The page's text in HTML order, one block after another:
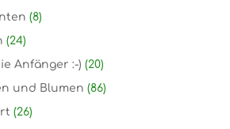
(8)
(24)
Anfänger :-) (20)
und Blumen (86)
(26)